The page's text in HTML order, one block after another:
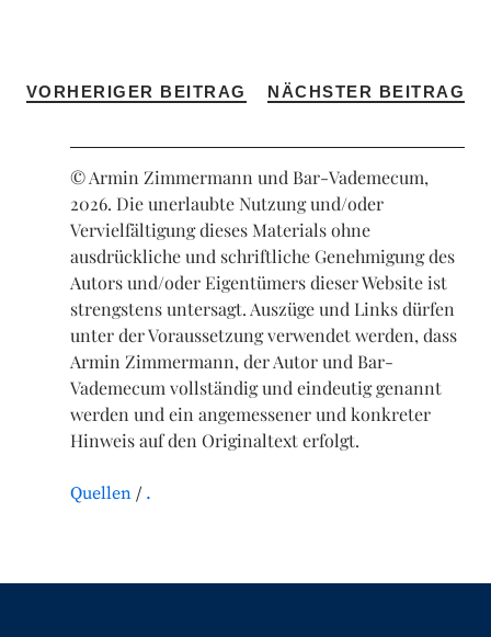
VORHERIGER BEITRAG NÄCHSTER BEITRAG
© Armin Zimmermann und Bar-Vademecum,
2026. Die unerlaubte Nutzung und/oder
Vervielfältigung dieses Materials ohne
ausdrückliche und schriftliche Genehmigung des
Autors und/oder Eigentümers dieser Website ist
strengstens untersagt. Auszüge und Links dürfen
unter der Voraussetzung verwendet werden, dass
Armin Zimmermann, der Autor und Bar-
Vademecum vollständig und eindeutig genannt
werden und ein angemessener und konkreter
Hinweis auf den Originaltext erfolgt.
Quellen .